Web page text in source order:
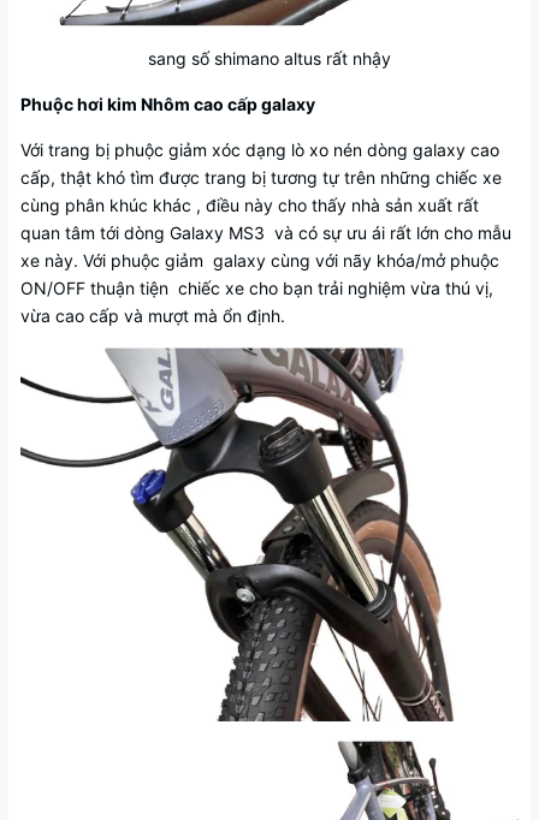
sang số shimano altus rất nhậy
Phuộc hơi kim Nhôm cao cấp galaxy
Với trang bị phuộc giảm xóc dạng lò xo nén dòng galaxy cao
cấp, thật khó tìm được trang bị tương tự trên những chiếc xe
cùng phân khúc khác , điều này cho thấy nhà sản xuất rất
quan tâm tới dòng Galaxy MS3 và có sự ưu ái rất lớn cho mẫu
xe này. Với phuộc giảm galaxy cùng với nãy khóa/mở phuộc
ON/OFF thuận tiện chiếc xe cho bạn trải nghiệm vừa thú vị,
vừa cao cấp và mượt mà ổn định.